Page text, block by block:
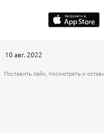
10 авг. 2022
Поставить лайк, посмотреть и